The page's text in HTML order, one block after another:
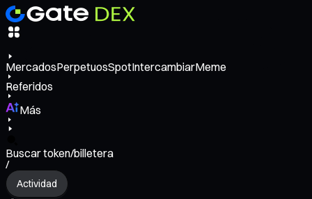
MercadosPerpetuosSpotIntercambiarMeme
Referidos
Más
Buscar token/billetera
/
Actividad